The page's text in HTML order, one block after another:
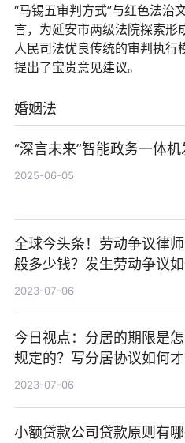
“马锡五审判方式”与红色法治
言，为延安市两级法院探索形
人民司法优良传统的审判执行
提出了宝贵意见建议。
婚姻法
“深言未来”智能政务一体机
2025-06-05
全球今头条！劳动争议律
般多少钱？发生劳动争议如
工资？
2023-07-06
今日视点：分居的期限是
规定的？写分居协议如何才
效？
2023-07-06
小额贷款公司贷款原则有哪